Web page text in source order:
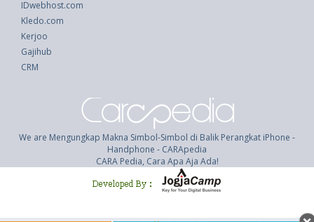
IDwebhost.com
Kledo.com
Kerjoo
Gajihub
CRM
We are Mengungkap Makna Simbol-Simbol di Balik Perangkat iPhone -
Handphone - CARApedia
CARA Pedia, Cara Apa Aja Ada!